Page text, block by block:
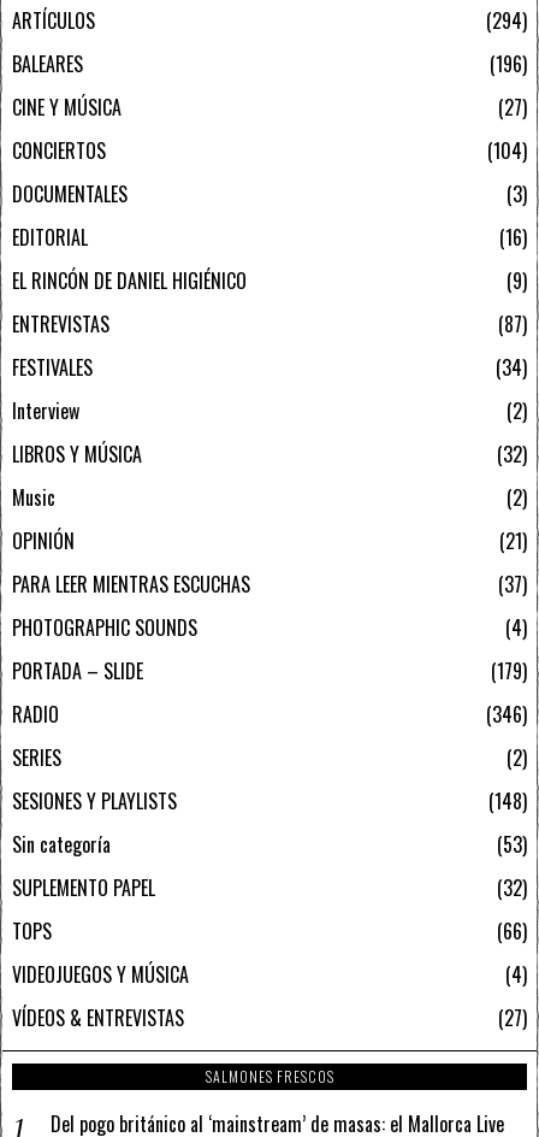
ARTÍCULOS
294
BALEARES
196
CINE Y MÚSICA
27
CONCIERTOS
104
DOCUMENTALES
3
EDITORIAL
16
EL RINCÓN DE DANIEL HIGIÉNICO
9
ENTREVISTAS
87
FESTIVALES
34
Interview
2
LIBROS Y MÚSICA
32
Music
2
OPINIÓN
21
PARA LEER MIENTRAS ESCUCHAS
37
PHOTOGRAPHIC SOUNDS
4
PORTADA – SLIDE
179
RADIO
346
SERIES
2
SESIONES Y PLAYLISTS
148
Sin categoría
53
SUPLEMENTO PAPEL
32
TOPS
66
VIDEOJUEGOS Y MÚSICA
4
VÍDEOS & ENTREVISTAS
27
SALMONES FRESCOS
Del pogo británico al ‘mainstream’ de masas: el Mallorca Live